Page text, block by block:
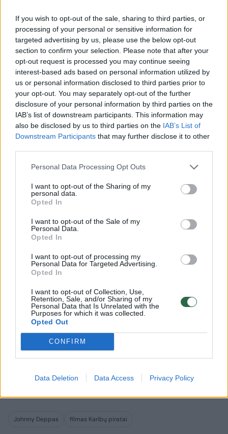
If you wish to opt-out of the sale, sharing to third parties, or
processing of your personal or sensitive information for
targeted advertising by us, please use the below opt-out
section to confirm your selection. Please note that after your
opt-out request is processed you may continue seeing
interest-based ads based on personal information utilized by
us or personal information disclosed to third parties prior to
your opt-out. You may separately opt-out of the further
disclosure of your personal information by third parties on the
IAB’s list of downstream participants. This information may
also be disclosed by us to third parties on the IAB’s List of
Downstream Participants that may further disclose it to other
Personal Data Processing Opt Outs
I want to opt-out of the Sharing of my
personal data.
Opted In
I want to opt-out of the Sale of my
Personal Data.
Opted In
I want to opt-out of processing my
Personal Data for Targeted Advertising.
Opted In
I want to opt-out of Collection, Use,
Retention, Sale, and/or Sharing of my
Personal Data that Is Unrelated with the
Purposes for which it was collected.
Opted Out
CONFIRM
Data Deletion Data Access Privacy Policy
operacijos, per kurią metaliniu strypu buvo
sutvirtintas vienas jo pirštų, skelbė
„Hollywood Reporter“.
Naujausiais pranešimais, filmavimą ketinta
atidėti dar kartą, kad Holivudo žvaigždė
turėtų daugiau laiko jėgoms atgauti, tačiau
šiuos gandus paneigė pats J.Deppas,
Aktorius buvo nufotografuotas Brisbano oro
uoste su savo žmona Amber Heard.
„Jo sugrįžimas priklausė nuo to, kada jis
atsigaus po operacijos, ir kada jo gydytojas
jam leis išvykti. Viskas priklausė tik nuo to“, –
sakė filmo agentas Michaelas Singeris.
Penktoji „ Karibų piratų“ dalis „Karibų piratai.
Negyvėliai nekalba“ (Pirates of the
Caribbean: Dead Men Tell No Tales), kurioje
taip pat filmuojasi Geoffrey Rushas ir
pasirodyti 2017 metais.
Johnny Deppas filmas Karibų piratai